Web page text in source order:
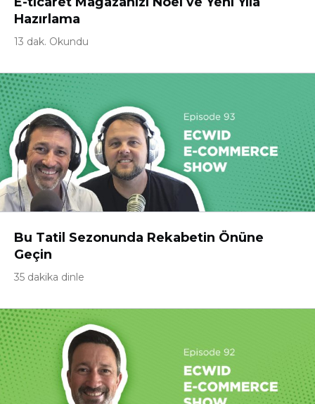
Hazırlama
13 dak. Okundu
Bu Tatil Sezonunda Rekabetin Önüne
Geçin
35 dakika dinle